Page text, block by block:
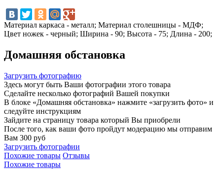
Материал каркаса - металл; Материал столешницы - МДФ;
Цвет ножек - черный; Ширина - 90; Высота - 75; Длина - 200;
Домашняя обстановка
Загрузить фотографию
Здесь могут быть Ваши фотографии этого товара
Сделайте несколько фотографий Вашей покупки
В блоке «Домашняя обстановка» нажмите «загрузить фото» и
следуйте инструкциям
Зайдите на страницу товара который Вы приобрели
После того, как ваши фото пройдут модерацию мы отправим
Вам 300 руб
Загрузить фотографии
Похожие товары Отзывы
Похожие товары